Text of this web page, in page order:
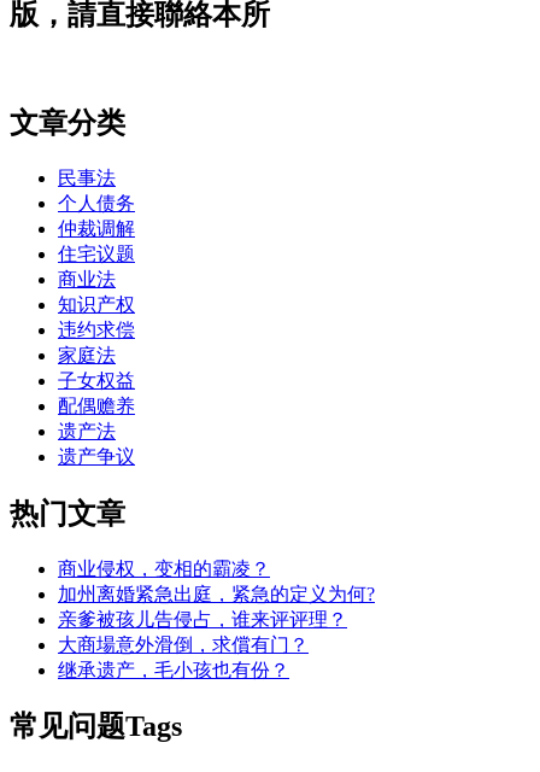
版，請直接聯絡本所
文章分类
民事法
个人债务
仲裁调解
住宅议题
商业法
知识产权
违约求偿
家庭法
子女权益
配偶赡养
遗产法
遗产争议
热门文章
商业侵权，变相的霸凌？
加州离婚紧急出庭，紧急的定义为何?
亲爹被孩儿告侵占，谁来评评理？
大商場意外滑倒，求償有门？
继承遗产，毛小孩也有份？
常见问题Tags